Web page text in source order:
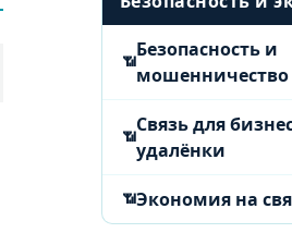
Безопасность и
мошенничество
Связь для
удалёнки
Экономия на